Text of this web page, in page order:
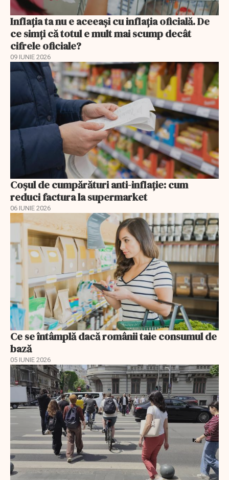
Inflația ta nu e aceeași cu inflația oficială. De
ce simți că totul e mult mai scump decât
cifrele oficiale?
09 IUNIE 2026
Coșul de cumpărături anti-inflație: cum
reduci factura la supermarket
06 IUNIE 2026
Ce se întâmplă dacă românii taie consumul de
bază
05 IUNIE 2026